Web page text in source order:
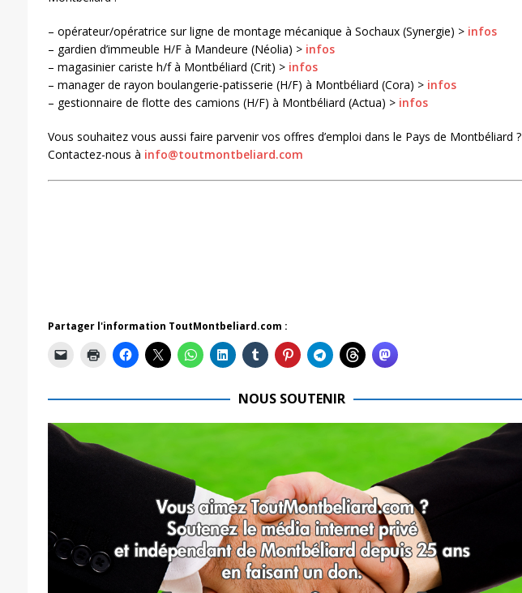
– opérateur/opératrice sur ligne de montage mécanique à Sochaux (Synergie) > infos
– gardien d’immeuble H/F à Mandeure (Néolia) > infos
– magasinier cariste h/f à Montbéliard (Crit) > infos
– manager de rayon boulangerie-patisserie (H/F) à Montbéliard (Cora) > infos
– gestionnaire de flotte des camions (H/F) à Montbéliard (Actua) > infos
Vous souhaitez vous aussi faire parvenir vos offres d’emploi dans le Pays de Montbéliard ?
Contactez-nous à info@toutmontbeliard.com
Partager l'information ToutMontbeliard.com :
NOUS SOUTENIR